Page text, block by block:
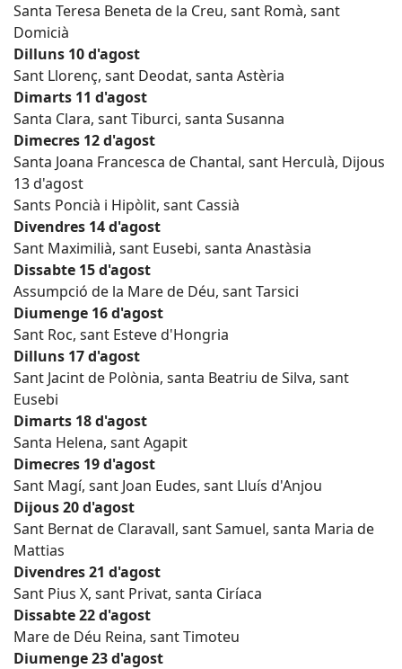
Santa Teresa Beneta de la Creu, sant Romà, sant
Domicià
Dilluns 10 d'agost
Sant Llorenç, sant Deodat, santa Astèria
Dimarts 11 d'agost
Santa Clara, sant Tiburci, santa Susanna
Dimecres 12 d'agost
Santa Joana Francesca de Chantal, sant Herculà, Dijous
13 d'agost
Sants Poncià i Hipòlit, sant Cassià
Divendres 14 d'agost
Sant Maximilià, sant Eusebi, santa Anastàsia
Dissabte 15 d'agost
Assumpció de la Mare de Déu, sant Tarsici
Diumenge 16 d'agost
Sant Roc, sant Esteve d'Hongria
Dilluns 17 d'agost
Sant Jacint de Polònia, santa Beatriu de Silva, sant
Eusebi
Dimarts 18 d'agost
Santa Helena, sant Agapit
Dimecres 19 d'agost
Sant Magí, sant Joan Eudes, sant Lluís d'Anjou
Dijous 20 d'agost
Sant Bernat de Claravall, sant Samuel, santa Maria de
Mattias
Divendres 21 d'agost
Sant Pius X, sant Privat, santa Ciríaca
Dissabte 22 d'agost
Mare de Déu Reina, sant Timoteu
Diumenge 23 d'agost